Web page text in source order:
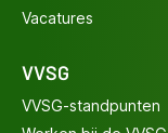
Vacatures
VVSG
VVSG-standpunten